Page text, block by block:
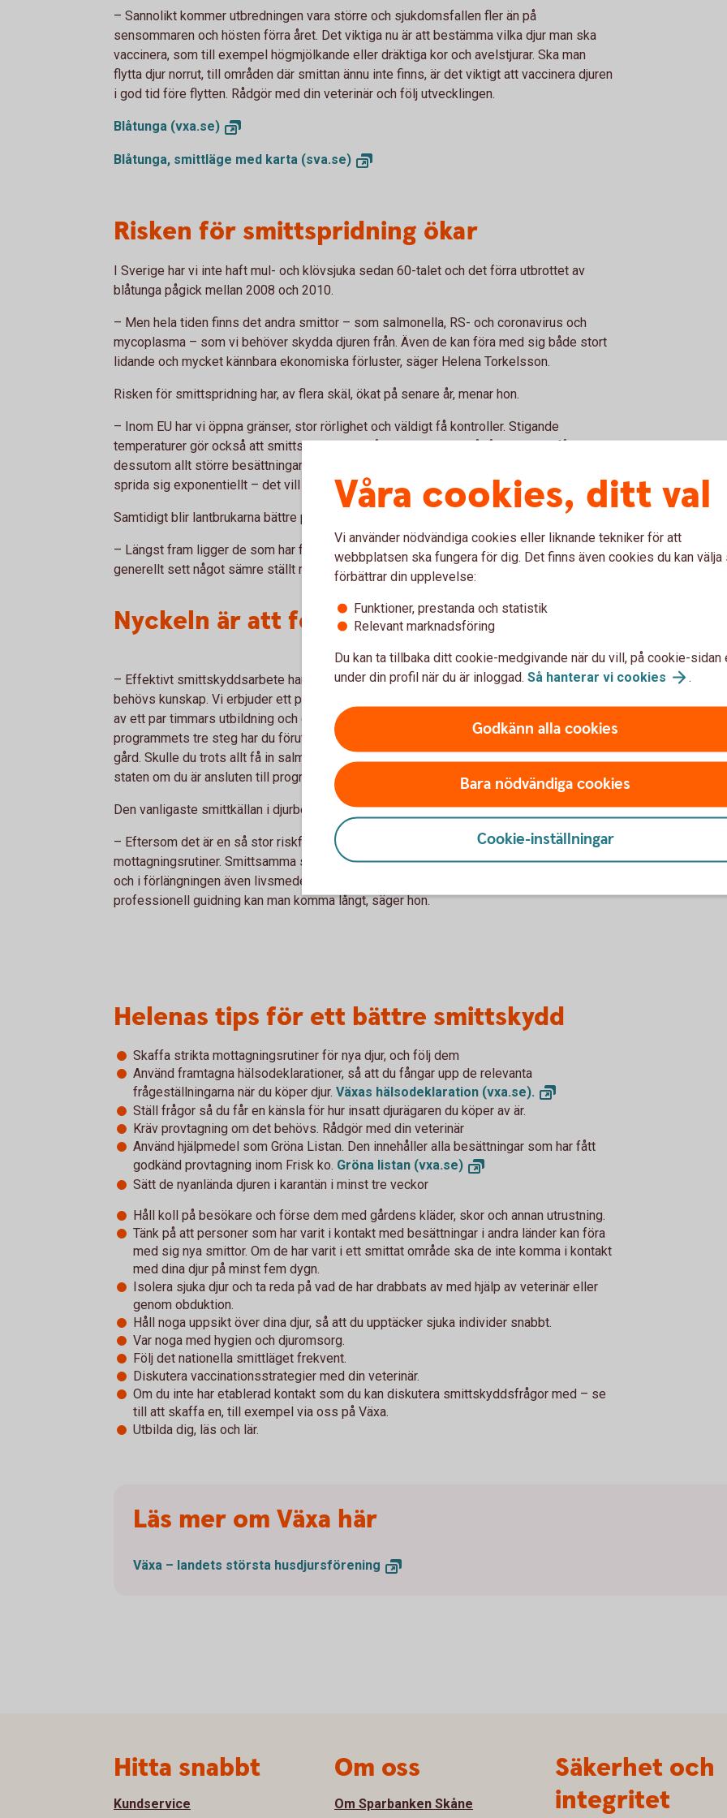
– Sannolikt kommer utbredningen vara större och sjukdomsfallen fler än på
sensommaren och hösten förra året. Det viktiga nu är att bestämma vilka djur man ska
vaccinera, som till exempel högmjölkande eller dräktiga kor och avelstjurar. Ska man
flytta djur norrut, till områden där smittan ännu inte finns, är det viktigt att vaccinera djuren
i god tid före flytten. Rådgör med din veterinär och följ utvecklingen.
Blåtunga (vxa.se)
Blåtunga, smittläge med karta (sva.se)
Risken för smittspridning ökar
I Sverige har vi inte haft mul- och klövsjuka sedan 60-talet och det förra utbrottet av
blåtunga pågick mellan 2008 och 2010.
– Men hela tiden finns det andra smittor – som salmonella, RS- och coronavirus och
mycoplasma – som vi behöver skydda djuren från. Även de kan föra med sig både stort
lidande och mycket kännbara ekonomiska förluster, säger Helena Torkelsson.
Risken för smittspridning har, av flera skäl, ökat på senare år, menar hon.
– Inom EU har vi öppna gränser, stor rörlighet och väldigt få kontroller. Stigande
temperaturer gör också att smittspridningen går snabbare och pågår längre. Vi får
dessutom allt större besättningar. Och där det finns många djur tenderar smittor att
sprida sig exponentiellt – det vill säga extremt snabbt.
Samtidigt blir lantbrukarna bättre på att förebygga problemen och hantera riskerna.
– Längst fram ligger de som har fågel- och svinbesättningar. Bland nötbönderna är det
generellt sett något sämre ställt med smittskyddet, säger hon.
Nyckeln är att förebygga
– Effektivt smittskyddsarbete handlar om att förebygga. Och för att kunna göra det
behövs kunskap. Vi erbjuder ett program, Smittsäkrad besättning, som bland annat består
av ett par timmars utbildning och ett veterinärbesök på gården. Går du två av
programmets tre steg har du förutsättningar att skapa ett riktigt bra smittskydd på din
gård. Skulle du trots allt få in salmonella i kobesättningen får du högre ersättning av
staten om du är ansluten till programmet, säger hon.
Den vanligaste smittkällan i djurbesättningar är nyinköpta djur.
– Eftersom det är en så stor riskfaktor är jag förvånad över att inte fler har striktare
mottagningsrutiner. Smittsamma sjukdomar är ett hot både mot djurhälsan, lönsamheten
och i förlängningen även livsmedelsförsörjningen. Med ganska enkla medel och lite
professionell guidning kan man komma långt, säger hon.
Helenas tips för ett bättre smittskydd
Skaffa strikta mottagningsrutiner för nya djur, och följ dem
Använd framtagna hälsodeklarationer, så att du fångar upp de relevanta
frågeställningarna när du köper djur. Växas hälsodeklaration (vxa.se).
Ställ frågor så du får en känsla för hur insatt djurägaren du köper av är.
Kräv provtagning om det behövs. Rådgör med din veterinär
Använd hjälpmedel som Gröna Listan. Den innehåller alla besättningar som har fått
godkänd provtagning inom Frisk ko. Gröna listan (vxa.se)
Sätt de nyanlända djuren i karantän i minst tre veckor
Håll koll på besökare och förse dem med gårdens kläder, skor och annan utrustning.
Tänk på att personer som har varit i kontakt med besättningar i andra länder kan föra
med sig nya smittor. Om de har varit i ett smittat område ska de inte komma i kontakt
med dina djur på minst fem dygn.
Isolera sjuka djur och ta reda på vad de har drabbats av med hjälp av veterinär eller
genom obduktion.
Håll noga uppsikt över dina djur, så att du upptäcker sjuka individer snabbt.
Var noga med hygien och djuromsorg.
Följ det nationella smittläget frekvent.
Diskutera vaccinationsstrategier med din veterinär.
Om du inte har etablerad kontakt som du kan diskutera smittskyddsfrågor med – se
till att skaffa en, till exempel via oss på Växa.
Utbilda dig, läs och lär.
Läs mer om Växa här
Växa – landets största husdjursförening
Våra cookies, ditt val
Vi använder nödvändiga cookies eller liknande tekniker för att
webbplatsen ska fungera för dig. Det finns även cookies du kan välja
förbättrar din upplevelse:
Funktioner, prestanda och statistik
Relevant marknadsföring
Du kan ta tillbaka ditt cookie-medgivande när du vill, på cookie-sidan
under din profil när du är inloggad. Så hanterar vi cookies .
Godkänn alla cookies
Bara nödvändiga cookies
Cookie-inställningar
Hitta snabbt
Kundservice
Om oss
Om Sparbanken Skåne
Säkerhet och
integritet